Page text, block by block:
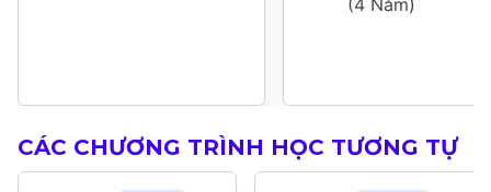
(4 Năm)
CÁC CHƯƠNG TRÌNH HỌC TƯƠNG TỰ